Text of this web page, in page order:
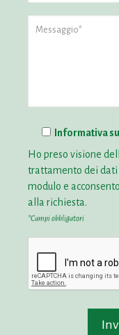
Informativa
Ho preso visione
trattamento dei dati
modulo e
alla richiesta.
*Campi obbligatori